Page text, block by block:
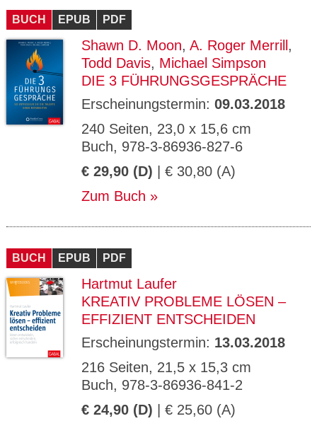
BUCH EPUB PDF
Shawn D. Moon, A. Roger Merrill ,
Todd Davis, Michael Simpson
DIE 3 FÜHRUNGSGESPRÄCHE
Erscheinungstermin: 09.03.2018
240 Seiten, 23,0 x 15,6 cm
Buch, 978-3-86936-827-6
€ 29,90 (D) | € 30,80 (A)
Zum Buch
BUCH EPUB PDF
Hartmut Laufer
KREATIV PROBLEME LÖSEN –
EFFIZIENT ENTSCHEIDEN
Erscheinungstermin: 13.03.2018
216 Seiten, 21,5 x 15,3 cm
Buch, 978-3-86936-841-2
€ 24,90 (D) | € 25,60 (A)